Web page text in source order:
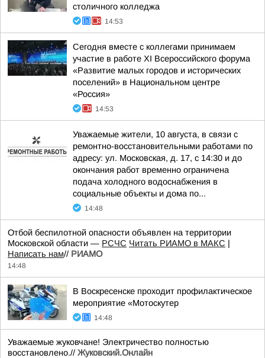
столичного колледжа
14:53
Сегодня вместе с коллегами принимаем
участие в работе XI Всероссийского форума
«Развитие малых городов и исторических
поселений» в Национальном центре
«Россия»
14:53
Уважаемые жители, 10 августа, в связи с
ремонтно-восстановительными работами по
адресу: ул. Московская, д. 17, с 14:30 и до
окончания работ временно ограничена
подача холодного водоснабжения в
социальные объекты и дома по...
14:48
Отбой беспилотной опасности объявлен на территории
Московской области — РСЧС Читать РИАМО в МАКС |
Написать нам// РИАМО
14:48
В Воскресенске проходит профилактическое
мероприятие «Мотоскутер
14:48
Уважаемые жуковчане! Электричество полностью
восстановлено.// Жуковский.Онлайн